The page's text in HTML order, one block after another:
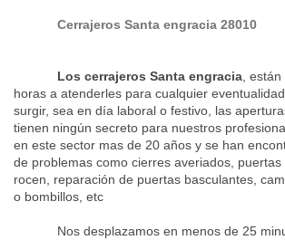
Cerrajeros Santa engracia 28010
Los cerrajeros Santa engracia, están
horas a atenderles para cualquier
surgir, sea en día laboral o festivo, las
tienen ningún secreto para nuestros
en este sector mas de 20 años y se han
de problemas como cierres averiados,
rocen, reparación de puertas basculantes,
o bombillos, etc
Nos desplazamos en menos de 25